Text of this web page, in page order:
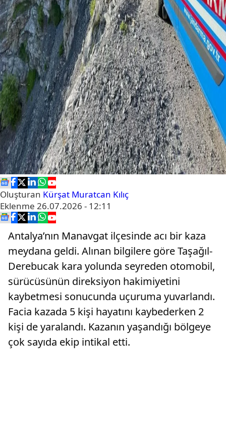
Oluşturan Kürşat Muratcan Kılıç
Eklenme 26.07.2026 - 12:11
Antalya’nın Manavgat ilçesinde acı bir kaza
meydana geldi. Alınan bilgilere göre Taşağıl-
Derebucak kara yolunda seyreden otomobil,
sürücüsünün direksiyon hakimiyetini
kaybetmesi sonucunda uçuruma yuvarlandı.
Facia kazada 5 kişi hayatını kaybederken 2
kişi de yaralandı. Kazanın yaşandığı bölgeye
çok sayıda ekip intikal etti.